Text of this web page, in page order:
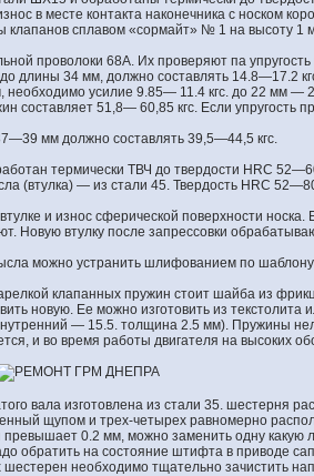
в месте контакта наконечника с носком
клапанов сплавом «сормайт» № 1 на высоту 1
проволоки 68А. Их проверяют па
длины 34 мм, должно составлять 14.8—17.2
усилие 9.85— 11.4 кгс. до 22 мм —
составляет 51,8— 60,85 кгс. Если упругость
мм должно составлять 39,5—44,5 кгс.
термически ТВЧ до твердости HRC
(втулка) — из стали 45. Твердость HRC
и износ сферической поверхности носка.
Новую втулку после запрессовки
можно устранить шлифованием по
клапанных пружин стоит шайба из
новую. Ее можно изготовить из текстолита
— 15.5. толщина 2.5 мм). Пружины
и во время работы двигателя на высоких
вала изготовлена из стали 35. шестерня
щупом и трех-четырех равномерно
0.2 мм, можно заменить одну какую
обратить на состояние штифта в приводе
необходимо тщательно зачистить